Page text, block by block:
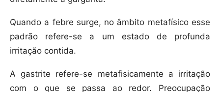
Quando a febre surge, no âmbito metafísico esse
padrão refere-se a um estado de profunda
irritação contida.
A gastrite refere-se metafisicamente a irritação
com o que se passa ao redor. Preocupação